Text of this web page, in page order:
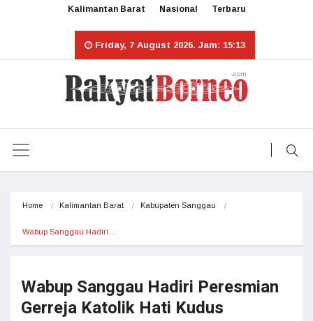
Kalimantan Barat Nasional Terbaru
Friday, 7 August 2026. Jam: 15:13
Home Kalimantan Barat Kabupaten Sanggau
Wabup Sanggau Hadiri…
Wabup Sanggau Hadiri Peresmian
Gerreja Katolik Hati Kudus